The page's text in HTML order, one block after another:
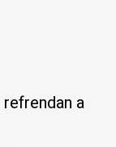
refrendan a